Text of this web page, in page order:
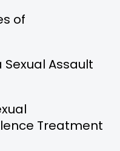
of
Assault
Treatment